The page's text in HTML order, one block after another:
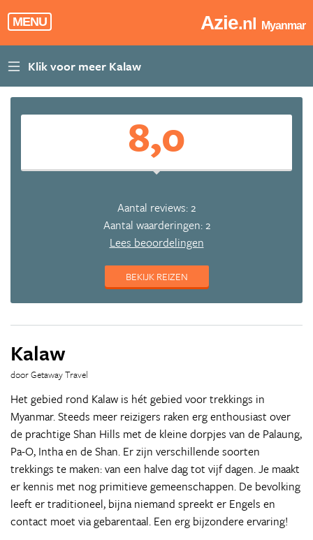
MENU Azie.nl Myanmar
8,0
Aantal reviews: 2
Aantal waarderingen: 2
Lees beoordelingen
BEKIJK REIZEN
Kalaw
door Getaway Travel
Het gebied rond Kalaw is hét gebied voor trekkings in
Myanmar. Steeds meer reizigers raken erg enthousiast over
de prachtige Shan Hills met de kleine dorpjes van de Palaung,
Pa-O, Intha en de Shan. Er zijn verschillende soorten
trekkings te maken: van een halve dag tot vijf dagen. Je maakt
er kennis met nog primitieve gemeenschappen. De bevolking
leeft er traditioneel, bijna niemand spreekt er Engels en
contact moet via gebarentaal. Een erg bijzondere ervaring!